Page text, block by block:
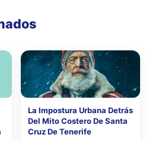
La Impostura Urbana Detrás
Del Mito Costero De Santa
Cruz De Tenerife